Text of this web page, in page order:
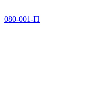
080-001-П